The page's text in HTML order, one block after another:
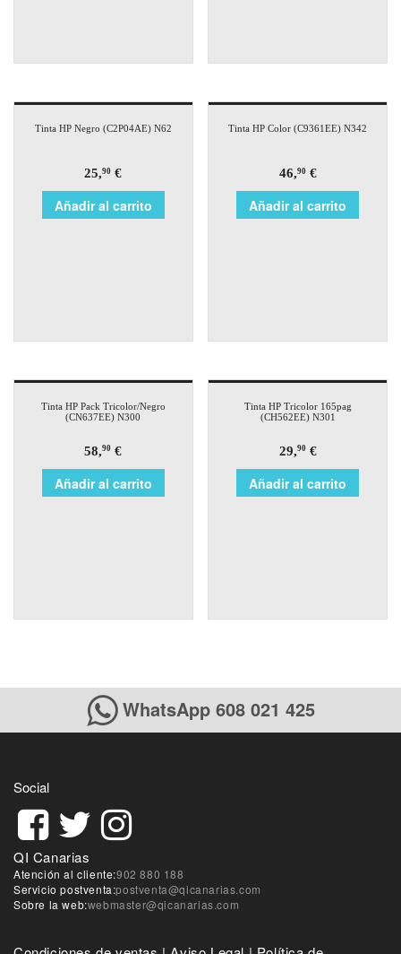
Tinta HP Negro (C2P04AE) N62
25,90 €
Añadir al carrito
Tinta HP Color (C9361EE) N342
46,90€
Añadir al carrito
Tinta HP Pack Tricolor/Negro
(CN637EE) N300
58,90 €
Añadir al carrito
Tinta HP Tricolor 165pag
(CH562EE) N301
29,90€
Añadir al carrito
WhatsApp 608 021 425
Social
QI Canarias
Atención al cliente:902 880 188
Servicio postventa:postventa@qicanarias.com
Sobre la web:webmaster@qicanarias.com